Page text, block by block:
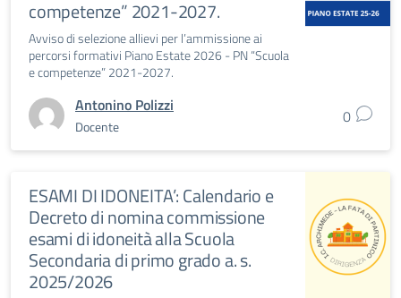
competenze” 2021-2027.
Avviso di selezione allievi per l’ammissione ai
percorsi formativi Piano Estate 2026 - PN “Scuola
e competenze” 2021-2027.
Antonino Polizzi
Docente 0
ESAMI DI IDONEITA’: Calendario e
Decreto di nomina commissione
esami di idoneità alla Scuola
Secondaria di primo grado a. s.
2025/2026